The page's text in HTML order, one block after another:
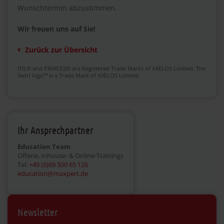
Wunschtermin abzustimmen.
Wir freuen uns auf Sie!
Zurück zur Übersicht
ITIL® and PRINCE2® are Registered Trade Marks of AXELOS Limited. The
Swirl logo™ is a Trade Mark of AXELOS Limited.
Ihr Ansprechpartner
Education Team
Offene, Inhouse- & Online-Trainings
Tel: +49 (0)69 500 65 126
education@maxpert.de
Newsletter